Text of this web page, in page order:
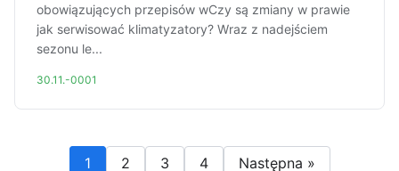
obowiązujących przepisów wCzy są zmiany w prawie
jak serwisować klimatyzatory? Wraz z nadejściem
sezonu le...
30.11.-0001
1 2 3 4 Następna »